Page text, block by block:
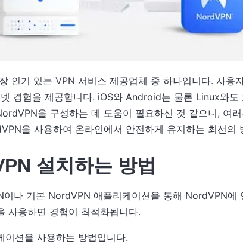
인기 있는 VPN 서비스 제공업체 중 하나입니다. 사용
경험을 제공합니다. iOS와 Android는 물론 Linux와도
을 구성하는 데 도움이 필요하신 것 같으니, 여
을 사용하여 온라인에서 안전하게 유지하는 최선의
설치하는 방법
나 기본 NordVPN 애플리케이션을 통해 NordVPN에
사용하면 경험이 최적화됩니다.
션을 사용하는 방법입니다.